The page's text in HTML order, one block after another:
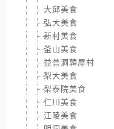
大邱美食
弘大美食
新村美食
釜山美食
益善洞韓屋村
梨大美食
梨泰院美食
仁川美食
江陵美食